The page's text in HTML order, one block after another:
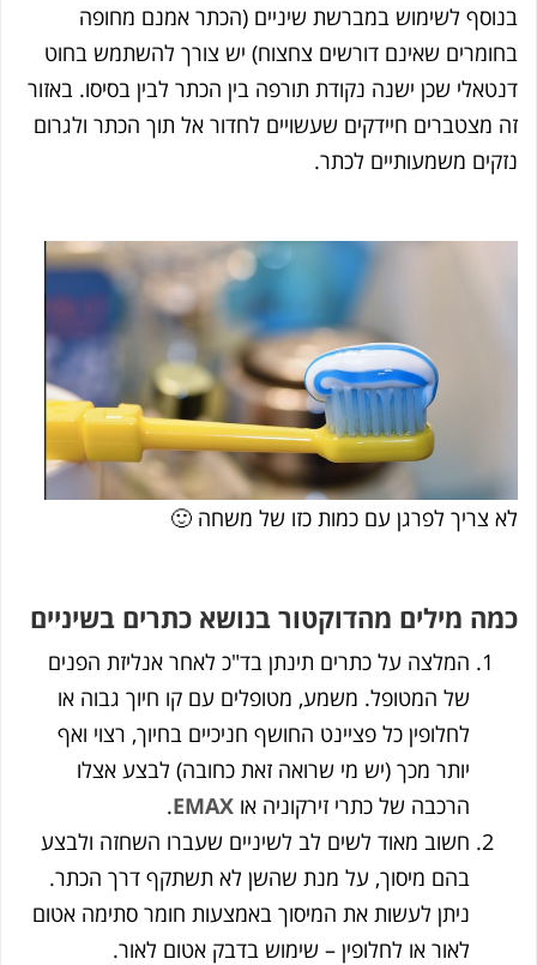
לשימוש במברשת שיניים (הכתר אמנם מחופה
שאינם דורשים צחצוח) יש צורך להשתמש בחוט
שכן ישנה נקודת תורפה בין הכתר לבין בסיסו. באזור
מצטברים חיידקים שעשויים לחדור אל תוך הכתר ולגרום
משמעותיים לכתר.
צריך לפרגן עם כמות כזו של משחה 🙂
מילים מהדוקטור בנושא כתרים בשיניים
המלצה על כתרים תינתן בד"כ לאחר אנליזת הפנים
של המטופל. משמע, מטופלים עם קו חיוך גבוה או
לחלופין כל פציינט החושף חניכיים בחיוך, רצוי ואף
יותר מכך (יש מי שרואה זאת כחובה) לבצע אצלו
הרכבה של כתרי זירקוניה אוEMAX
.
חשוב מאוד לשים לב לשיניים שעברו השחזה ולבצע
בהם מיסוך, על מנת שהשן לא תשתקף דרך הכתר.
ניתן לעשות את המיסוך באמצעות חומר סתימה אטום
לאור או לחלופין – שימוש בדבק אטום לאור.